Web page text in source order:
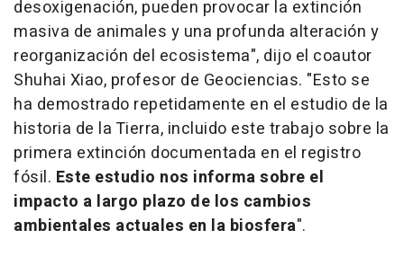
desoxigenación, pueden provocar la extinción
masiva de animales y una profunda alteración y
reorganización del ecosistema", dijo el coautor
Shuhai Xiao, profesor de Geociencias. "Esto se
ha demostrado repetidamente en el estudio de la
historia de la Tierra, incluido este trabajo sobre la
primera extinción documentada en el registro
fósil. Este estudio nos informa sobre el
impacto a largo plazo de los cambios
ambientales actuales en la biosfera".